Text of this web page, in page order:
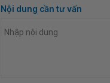
Nội dung cần tư vấn